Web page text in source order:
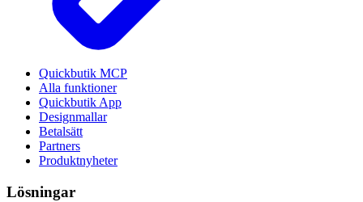
Quickbutik MCP
Alla funktioner
Quickbutik App
Designmallar
Betalsätt
Partners
Produktnyheter
Lösningar